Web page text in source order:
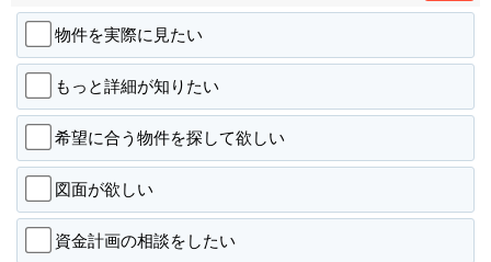
物件を実際に見たい
もっと詳細が知りたい
希望に合う物件を探して欲しい
図面が欲しい
資金計画の相談をしたい